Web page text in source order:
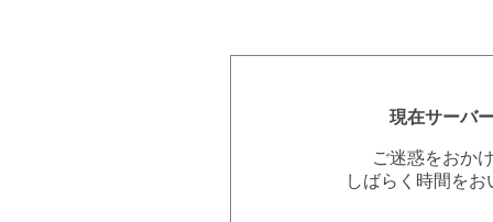
現在サーバ
ご迷惑をおか
しばらく時間を